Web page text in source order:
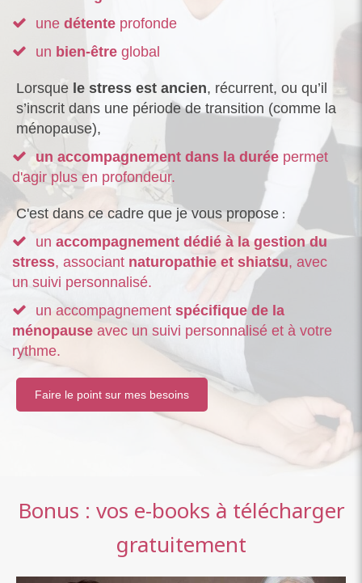
une détente profonde
un bien-êtreglobal
Lorsque le stress est ancien, récurrent, ou qu’il
s’inscrit dans une période de transition (comme la
ménopause),
un accompagnement dans la duréepermet
d'agir plus en profondeur.
C'est dans ce cadre que je vous propose :
un accompagnement dédié à la gestion du
stress, associant naturopathie et shiatsu, avec
un suivi personnalisé.
un accompagnementspécifique de la
ménopause avec un suivi personnalisé et à votre
rythme.
Faire le point sur mes besoins
Bonus : vos e-books à télécharger
gratuitement